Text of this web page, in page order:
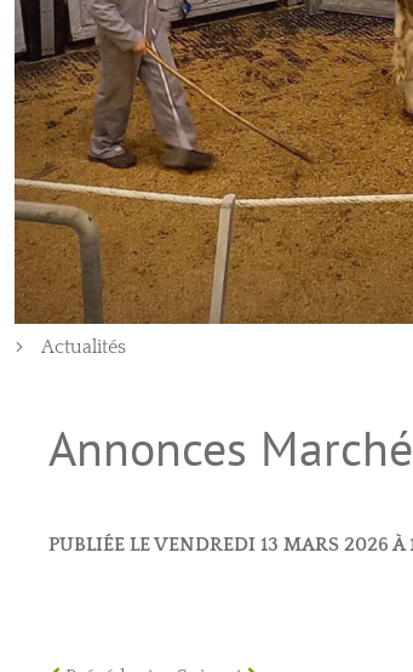
Actualités
Annonces
PUBLIÉE LE VENDREDI 13 MARS 2026 À